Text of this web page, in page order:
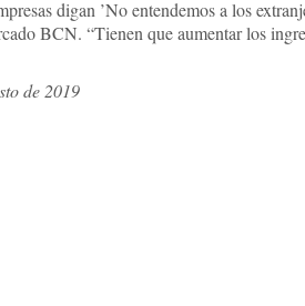
digan ’No entendemos a los
BCN. “Tienen que aumentar los
de 2019